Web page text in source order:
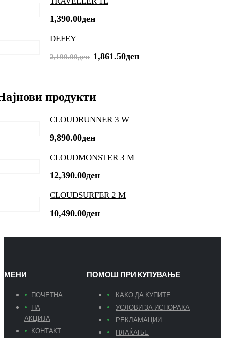
1,390.00ден
DEFEY
2,190.00ден Original
2,190.00ден.
1,861.50денCurrent
продукти
CLOUDRUNNER 3 W
9,890.00ден
CLOUDMONSTER 3 M
12,390.00ден
CLOUDSURFER 2 M
10,490.00ден
МЕНИ
ПОЧЕТНА
НА
АКЦИЈА
КОНТАКТ
ПОМОШ ПРИ КУПУВАЊЕ
КАКО ДА КУПИТЕ
УСЛОВИ ЗА ИСПОРАКА
РЕКЛАМАЦИИ
ПЛАЌАЊЕ